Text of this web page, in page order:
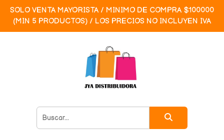
SOLO VENTA MAYORISTA / MINIMO DE COMPRA $100000
(MIN 5 PRODUCTOS) / LOS PRECIOS NO INCLUYEN IVA